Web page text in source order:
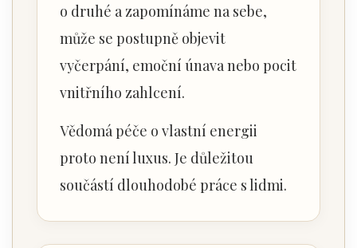
o druhé a zapomínáme na sebe,
může se postupně objevit
vyčerpání, emoční únava nebo pocit
vnitřního zahlcení.
Vědomá péče o vlastní energii
proto není luxus. Je důležitou
součástí dlouhodobé práce s lidmi.